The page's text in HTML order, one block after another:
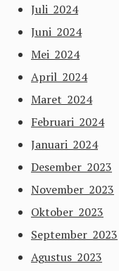
Juli 2024
Juni 2024
Mei 2024
April 2024
Maret 2024
Februari 2024
Januari 2024
Desember 2023
November 2023
Oktober 2023
September 2023
Agustus 2023